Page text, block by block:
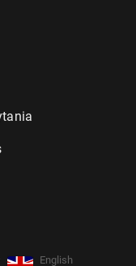
English